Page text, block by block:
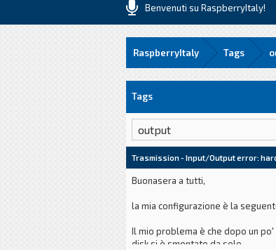
Benvenuti su RaspberryItaly!
RaspberryItaly Tags
Tags
Trasmission - Input/Output error:
Buonasera a tutti,
la mia configurazione è la
Il mio problema è che dopo un
disk si è smontato da solo.